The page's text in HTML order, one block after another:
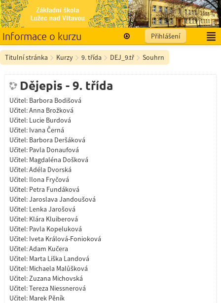
Informace o kurzu
Přihlášení
Čeština ‎(cs)‎
Titulní stránka Kurzy 9. třída DEJ_9.tř Souhrn
Dějepis - 9. třída
Učitel: Barbora Bodišová
Učitel:Anna Brožková
Učitel: Lucie Burdová
Učitel: Ivana Černá
Učitel: Barbora Deršáková
Učitel: Pavla Donaufová
Učitel: Magdaléna Došková
Učitel:Adéla Dvorská
Učitel: Ilona Fryčová
Učitel: Petra Fundáková
Učitel:Jaroslava Jandoušová
Učitel: Lenka Jarošová
Učitel: Klára Kluiberová
Učitel: Pavla Kopeluková
Učitel: Iveta Králová-Fonioková
Učitel:Adam Kučera
Učitel: Marta Liška Landová
Učitel: Michaela Malůšková
Učitel:Zuzana Michovská
Učitel:Tereza Niessnerová
Učitel: Marek Pěník